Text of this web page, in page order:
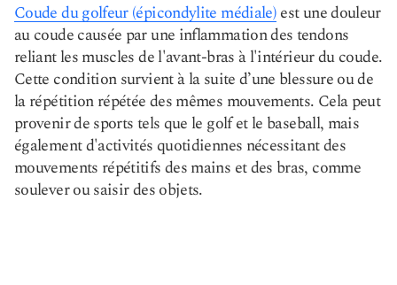
Coude du golfeur (épicondylite médiale)est une douleur
au coude causée par une inflammation des tendons
reliant les muscles de l'avant-bras à l'intérieur du coude.
Cette condition survient à la suite d’une blessure ou de
la répétition répétée des mêmes mouvements. Cela peut
provenir de sports tels que le golf et le baseball, mais
également d'activités quotidiennes nécessitant des
mouvements répétitifs des mains et des bras, comme
soulever ou saisir des objets.